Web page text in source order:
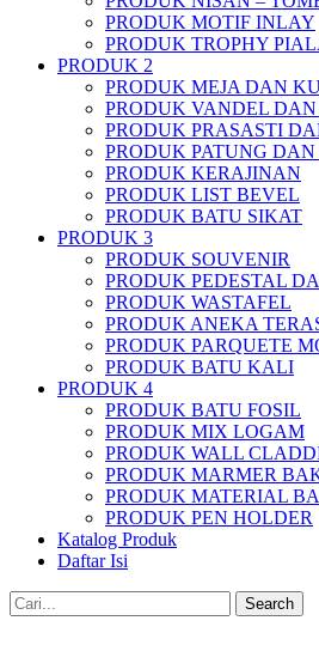
PRODUK MOTIF INLAY
PRODUK TROPHY
PRODUK 2
PRODUK MEJA DAN
PRODUK VANDEL
PRODUK PRASASTI
PRODUK PATUNG
PRODUK KERAJINAN
PRODUK LIST BEVEL
PRODUK BATU SIKAT
PRODUK 3
PRODUK SOUVENIR
PRODUK PEDESTAL
PRODUK WASTAFEL
PRODUK ANEKA
PRODUK PARQUETE
PRODUK BATU KALI
PRODUK 4
PRODUK BATU FOSIL
PRODUK MIX LOGAM
PRODUK WALL
PRODUK MARMER
PRODUK MATERIAL
PRODUK PEN HOLDER
Katalog Produk
Daftar Isi
Search